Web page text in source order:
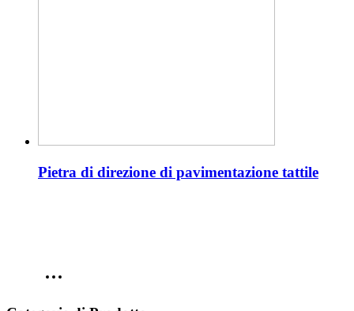
Pietra di direzione di pavimentazione tattile